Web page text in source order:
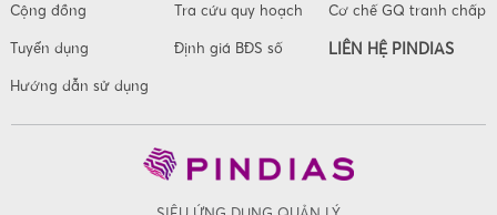
Cộng đồng
Tuyển dụng
Hướng dẫn sử dụng
Tra cứu quy hoạch
Định giá BĐS số
Cơ chế GQ tranh chấp
LIÊN HỆ PINDIAS